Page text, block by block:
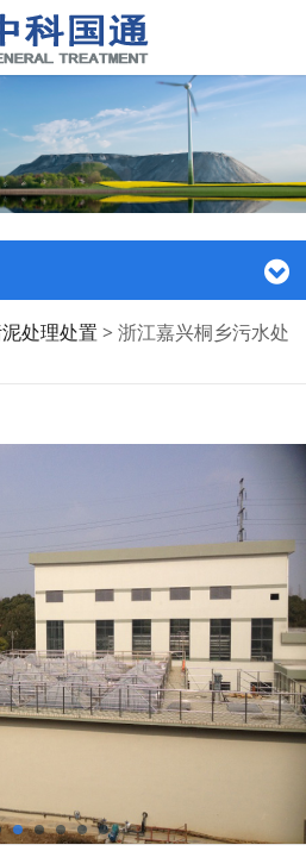
乡污水处理
处理处置 > 浙江嘉兴桐乡污水处